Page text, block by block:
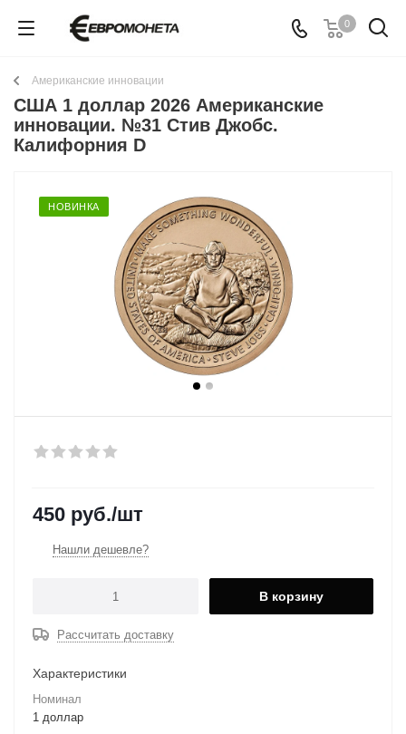
0
Американские инновации
США 1 доллар 2026 Американские
инновации. №31 Стив Джобс.
Калифорния D
НОВИНКА
450 руб./шт
Нашли дешевле?
В корзину
Рассчитать доставку
Характеристики
Номинал
1 доллар